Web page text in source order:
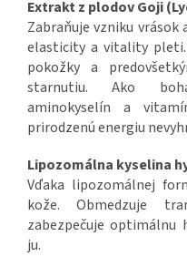
Extrakt z plodov Goji
Zabraňuje vzniku
elasticity a vitality pleti.
pokožky a
starnutiu. Ako
aminokyselín a
prirodzenú energiu
Lipozomálna kyselina
Vďaka lipozomálnej
kože. Obmedzuje
zabezpečuje optimálnu
ju.